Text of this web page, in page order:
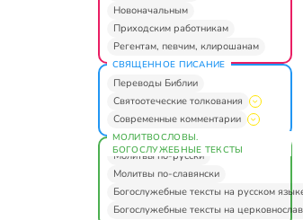
Новоначальным
Приходским работникам
Регентам, певчим, клирошанам
СВЯЩЕННОЕ ПИСАНИЕ
Переводы Библии
Святоотеческие толкования
Современные комментарии
МОЛИТВОСЛОВЫ.
БОГОСЛУЖЕБНЫЕ ТЕКСТЫ
Молитвы по-русски
Молитвы по-славянски
Богослужебные тексты на русском
Богослужебные тексты на